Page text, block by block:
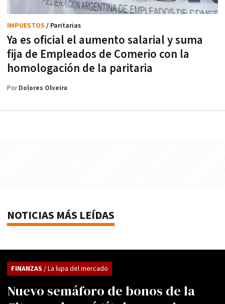
Ya es oficial el aumento salarial y suma
fija de Empleados de Comerio con la
homologación de la paritaria
IMPUESTOS / Paritarias
PorDolores Olveira
NOTICIAS MÁS LEÍDAS
Nuevo semáforo de bonos de la
FINANZAS / La lupa del mercado